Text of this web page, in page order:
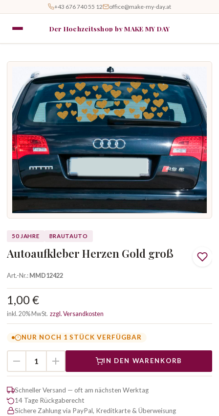
+43 676 740 55 12 office@make-my-day.at
Der Hochzeitsshop by MAKE MY DAY
50 JAHRE BRAUTAUTO
Autoaufkleber Herzen Gold groß
Art.-Nr.:MMD12422
1,00 €
inkl. 20% MwSt. zzgl. Versandkosten
NUR NOCH 1 STÜCK VERFÜGBAR
IN DEN WARENKORB
Schneller Versand — oft am nächsten Werktag
14 Tage Rückgaberecht
Sichere Zahlung via PayPal, Kreditkarte & Überweisung